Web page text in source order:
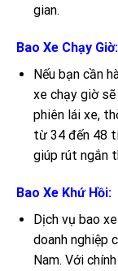
gian.
Bao Xe Chạy Giờ:
Nếu bạn cần
xe chạy giờ
phiên lái xe,
từ 34 đến 48
giúp rút ngắn
Bao Xe Khứ Hồi:
Dịch vụ bao
doanh nghiệp
Nam. Với